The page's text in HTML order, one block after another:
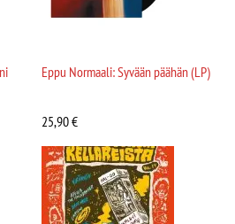
Eppu Normaali: Syvään päähän (LP)
25,90€